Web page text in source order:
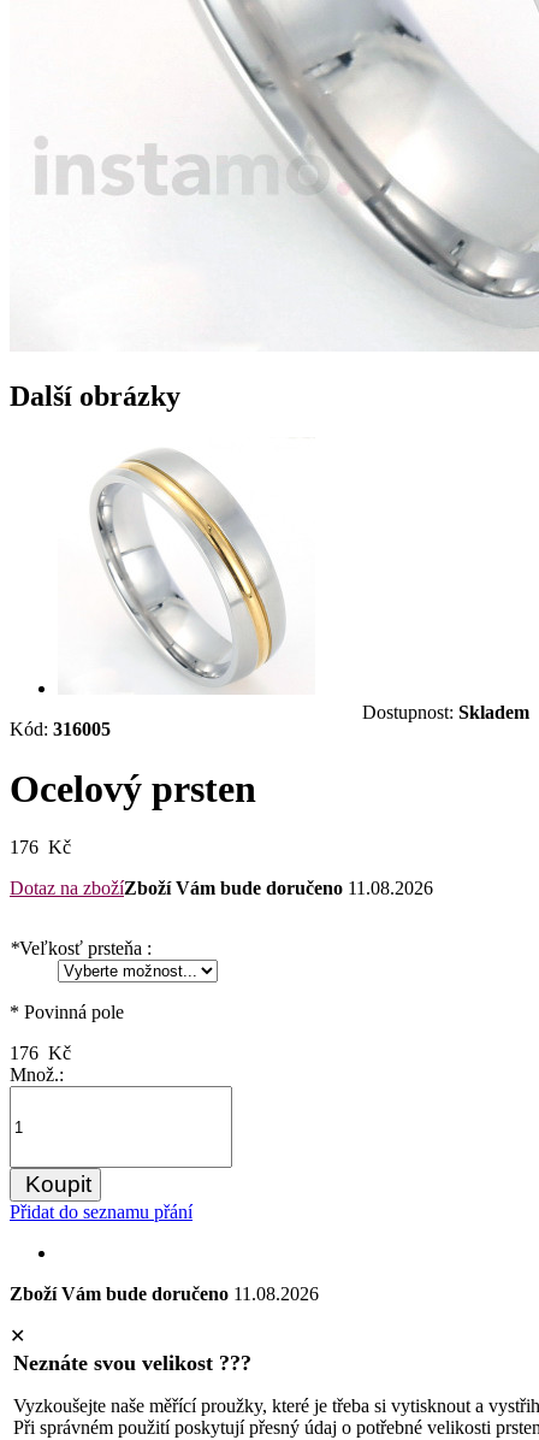
Další obrázky
Kód: 316005
Dostupnost: Skladem
Ocelový prsten
176 Kč
Dotaz na zbožíZboží Vám bude doručeno 11.08.2026
*Veľkosť prsteňa :
* Povinná pole
176 Kč
Množ.:
Koupit
Přidat do seznamu přání
Zboží Vám bude doručeno 11.08.2026
✕
Neznáte svou velikost ???
Vyzkoušejte naše měřící proužky, které je třeba si vytisknout a
Při správném použití poskytují přesný údaj o potřebné velikosti